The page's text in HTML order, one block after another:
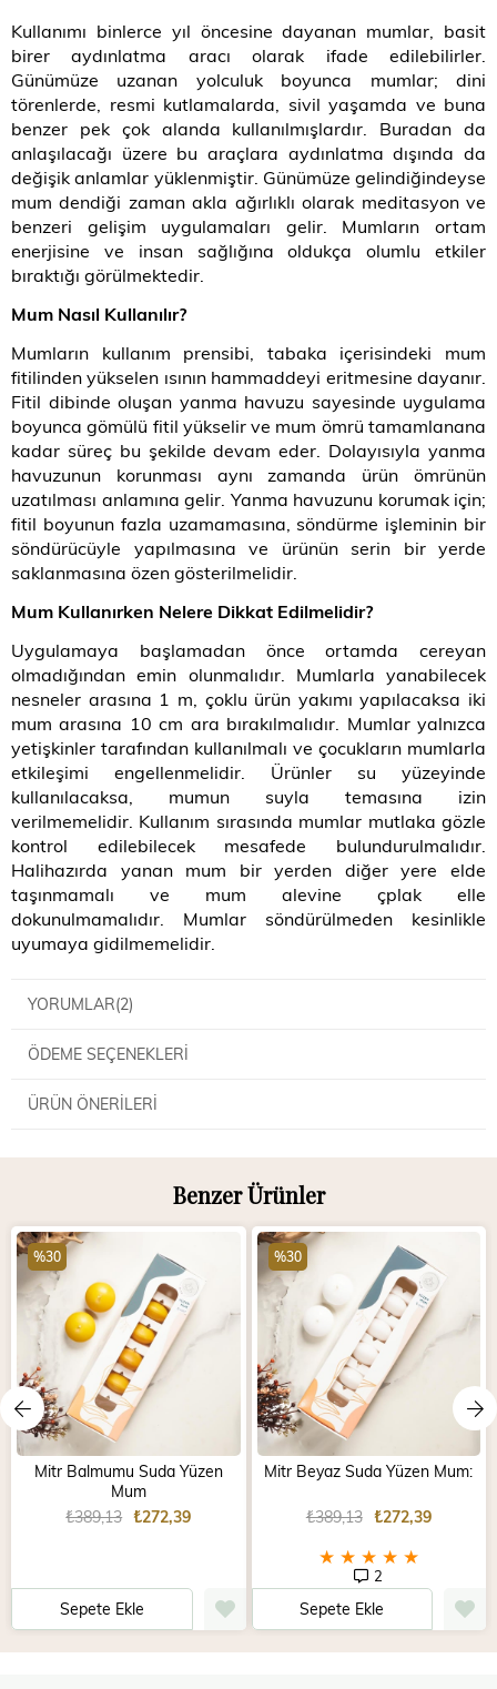
Kullanımı binlerce yıl öncesine dayanan mumlar, basit
birer aydınlatma aracı olarak ifade edilebilirler.
Günümüze uzanan yolculuk boyunca mumlar; dini
törenlerde, resmi kutlamalarda, sivil yaşamda ve buna
benzer pek çok alanda kullanılmışlardır. Buradan da
anlaşılacağı üzere bu araçlara aydınlatma dışında da
değişik anlamlar yüklenmiştir. Günümüze gelindiğindeyse
mum dendiği zaman akla ağırlıklı olarak meditasyon ve
benzeri gelişim uygulamaları gelir. Mumların ortam
enerjisine ve insan sağlığına oldukça olumlu etkiler
bıraktığı görülmektedir.
Mum Nasıl Kullanılır?
Mumların kullanım prensibi, tabaka içerisindeki mum
fitilinden yükselen ısının hammaddeyi eritmesine dayanır.
Fitil dibinde oluşan yanma havuzu sayesinde uygulama
boyunca gömülü fitil yükselir ve mum ömrü tamamlanana
kadar süreç bu şekilde devam eder. Dolayısıyla yanma
havuzunun korunması aynı zamanda ürün ömrünün
uzatılması anlamına gelir. Yanma havuzunu korumak için;
fitil boyunun fazla uzamamasına, söndürme işleminin bir
söndürücüyle yapılmasına ve ürünün serin bir yerde
saklanmasına özen gösterilmelidir.
Mum Kullanırken Nelere Dikkat Edilmelidir?
Uygulamaya başlamadan önce ortamda cereyan
olmadığından emin olunmalıdır. Mumlarla yanabilecek
nesneler arasına 1 m, çoklu ürün yakımı yapılacaksa iki
mum arasına 10 cm ara bırakılmalıdır. Mumlar yalnızca
yetişkinler tarafından kullanılmalı ve çocukların mumlarla
etkileşimi engellenmelidir. Ürünler su yüzeyinde
kullanılacaksa, mumun suyla temasına izin
verilmemelidir. Kullanım sırasında mumlar mutlaka gözle
kontrol edilebilecek mesafede bulundurulmalıdır.
Halihazırda yanan mum bir yerden diğer yere elde
taşınmamalı ve mum alevine çplak elle
dokunulmamalıdır. Mumlar söndürülmeden kesinlikle
uyumaya gidilmemelidir.
YORUMLAR(2)
ÖDEME SEÇENEKLERI
ÜRÜN ÖNERILERI
Benzer Ürünler
Mitr Balmumu Suda Yüzen
Mum
₺272,39
₺389,13
Sepete Ekle
%30
Mitr Beyaz Suda Yüzen Mum:
★ ★ ★ ★ ★
2
₺272,39
₺389,13
Sepete Ekle
%30